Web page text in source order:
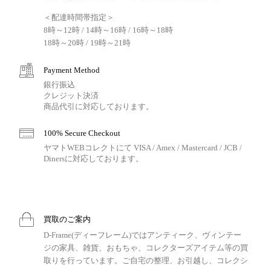
＜配達時間帯指定＞
8時～12時 / 14時～16時 / 16時～18時
18時～20時 / 19時～21時
Payment Method
銀行振込
クレジット決済
商品代引に対応しております。
100% Secure Checkout
ヤマトWEBコレクトにて VISA / Amex / Mastercard / JCB /
Dinersに対応しております。
買取のご案内
D-Frame(ディーフレーム)ではアンティーク、ヴィンテー
ジの家具、雑貨、おもちゃ、コレクターズアイテム等の買
取りを行っています。ご自宅の整理、お引越し、コレクシ